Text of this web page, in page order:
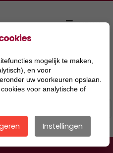
mogelijk te maken,
en voor
uw voorkeuren opslaan.
voor analytische of
Instellingen